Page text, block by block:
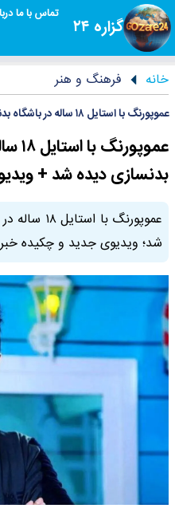
گزاره ۲۴
تماس با ما
خانه فرهنگ و هنر
عموپورنگ با استایل ۱۸ ساله در باشگاه بدنسازی دیده شد
بدنسازی دیده شد +
عموپورنگ
شد؛ ویدیوی جدید و چکیده خبر